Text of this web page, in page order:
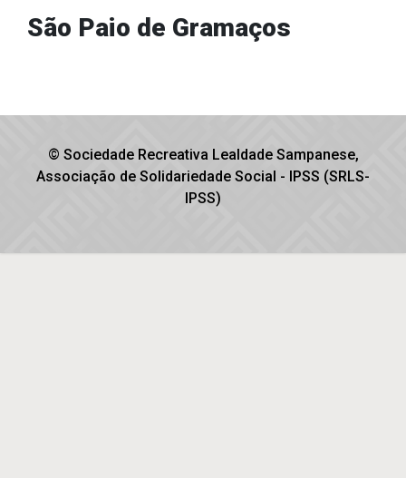
São Paio de Gramaços
© Sociedade Recreativa Lealdade Sampanese,
Associação de Solidariedade Social - IPSS (SRLS-
IPSS)